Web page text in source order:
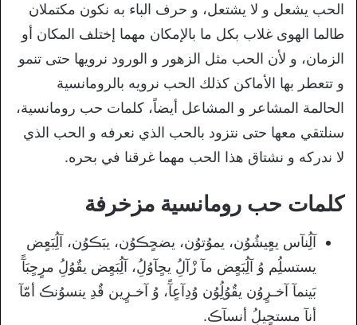
الحب يشعل و لا يشتعل، و حرف الباء به نكون مكتملان
طالما الهوى غلاب بكل ما بالإمكان مهما إختلف المكان أو
الزمان، و لأن الحب مثل الزهور و الورود نرويها حتى تنمو
و تتعطر بها الأماكن كذلك الحب نرويه بالرومانسية
الحالمة المشاعر و المشاعل أيضاً، كلمات حب رومانسية،
سنلتقي معها حتى نتزود بالحب الذي نعرفه و الحب الذي
لا ندركه و نشتاق هذا الحب مهما غرقنا في بحره.
كلمات حب رومانسية مزخرفة
آلُِنآس يعٍيشُوُن، يموُتوُن، يضحٍڪوُن، يبَڪوُن، آلُِبَعٍض
يستسلُِم وُ آلُِبَعٍض مآ زْآلُِ يحٍآوُلُِ، آلُِبَعٍض يقٌوُلُِ مرٍحٍبَآً
بَينمآ آخـرٍوُن يقٌوُلُِوُن وُدِآعٍآً، وُ آخـرٍين قٌدِ ينسوُنڪ أمّآ
أنآ مستحٍيلُِ أنسآڪ.